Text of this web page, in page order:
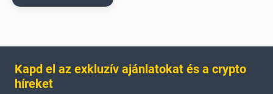
Kapd el az exkluzív ajánlatokat és a crypto
híreket